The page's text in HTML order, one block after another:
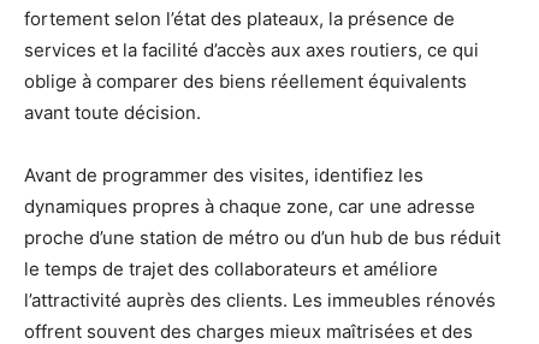
fortement selon l’état des plateaux, la présence de
services et la facilité d’accès aux axes routiers, ce qui
oblige à comparer des biens réellement équivalents
avant toute décision.
Avant de programmer des visites, identifiez les
dynamiques propres à chaque zone, car une adresse
proche d’une station de métro ou d’un hub de bus réduit
le temps de trajet des collaborateurs et améliore
l’attractivité auprès des clients. Les immeubles rénovés
offrent souvent des charges mieux maîtrisées et des